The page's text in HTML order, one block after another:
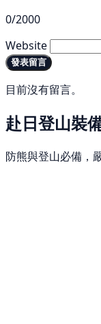
0/2000
Website
發表留言
目前沒有留言。
赴日登山裝
防熊與登山必備，